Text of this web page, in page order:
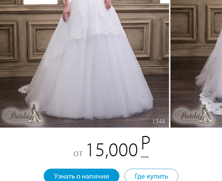
от 15,000
Узнать о наличии Где купить